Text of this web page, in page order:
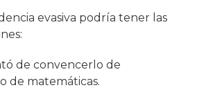
evasiva podría tener las
de convencerlo de
de matemáticas.